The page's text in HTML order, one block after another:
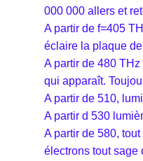
000 000 allers et
A partir de f=405
éclaire la plaque
A partir de 480
qui apparaît.
A partir de 510,
A partir d 530
A partir de 580,
électrons tout sage